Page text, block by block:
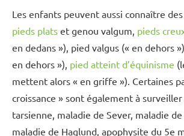
Les enfants peuvent aussi connaître
pieds plats et genou valgum, pieds
en dedans »), pied valgus (« en dehors
en dehors »), pied atteint d’équinisme
mettent alors « en griffe »). Certaines
croissance » sont également à
tarsienne, maladie de Sever, maladie de
maladie de Haglund, apophysite du 5e